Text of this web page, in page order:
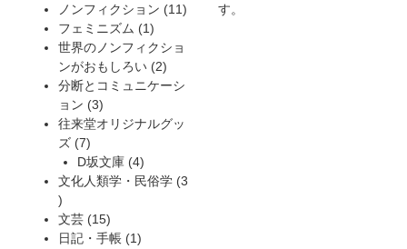
品
商
品
の
商
品
個
の
商
品
ノンフィクション 1111
の
品
フェミニズム 11
個
の
商
世界のノンフィクショ
ンがおもしろい 22
個
商
分断とコミュニケーシ
ョン
33
個
商
品
往来堂オリジナルグッ
ズ 77
個
の
品
D坂文庫 44
個
品
文化人類学・民俗学 3
3
個
の
文芸 1515
個
日記・手帳 11
す。